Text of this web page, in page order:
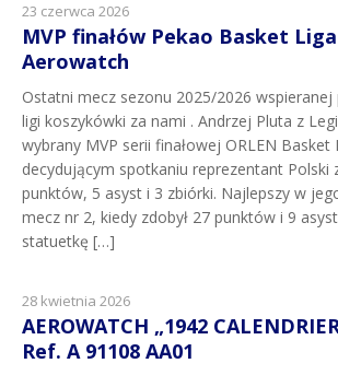
23 czerwca 2026
MVP finałów Pekao Basket
Aerowatch
Ostatni mecz sezonu 2025/2026
ligi koszykówki za nami . Andrzej Pluta z
wybrany MVP serii finałowej ORLEN Basket
decydującym spotkaniu reprezentant Polski
punktów, 5 asyst i 3 zbiórki. Najlepszy w
mecz nr 2, kiedy zdobył 27 punktów i 9
statuetkę […]
28 kwietnia 2026
AEROWATCH „1942
Ref. A 91108 AA01